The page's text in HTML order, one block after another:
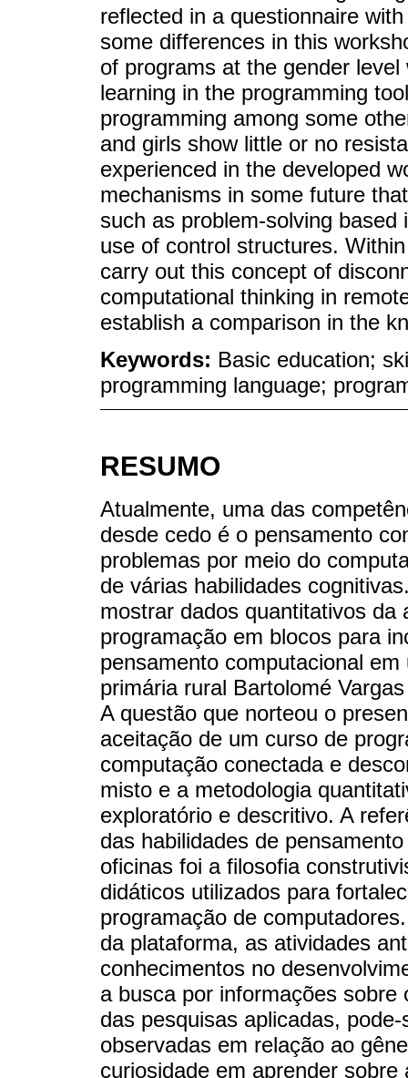
reflected in a questionnaire
some differences in this
of programs at the gender
learning in the programming
programming among some
and girls show little or no
experienced in the developed
mechanisms in some future
such as problem-solving
use of control structures.
carry out this concept of
computational thinking in
establish a comparison in the
Keywords: Basic education;
programming language;
RESUMO
Atualmente, uma das
desde cedo é o pensamento
problemas por meio do
de várias habilidades
mostrar dados quantitativos da
programação em blocos para
pensamento computacional
primária rural Bartolomé
A questão que norteou o
aceitação de um curso de
computação conectada e
misto e a metodologia
exploratório e descritivo. A
das habilidades de
oficinas foi a filosofia
didáticos utilizados para
programação de
da plataforma, as atividades
conhecimentos no
a busca por informações
das pesquisas aplicadas,
observadas em relação ao
curiosidade em aprender